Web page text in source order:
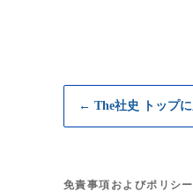
← The社史 トップ
免責事項およびポリシー